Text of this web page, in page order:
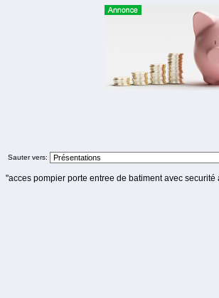
Sauter vers:
"acces pompier porte entree de batiment avec securité